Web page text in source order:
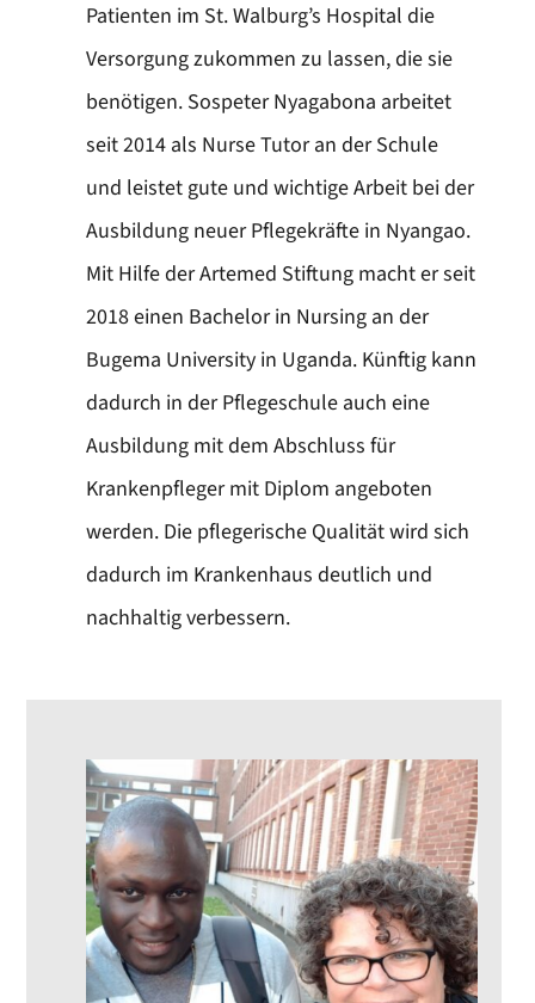
Patienten im St. Walburg’s Hospital die
Versorgung zukommen zu lassen, die sie
benötigen. Sospeter Nyagabona arbeitet
seit 2014 als Nurse Tutor an der Schule
und leistet gute und wichtige Arbeit bei der
Ausbildung neuer Pflegekräfte in Nyangao.
Mit Hilfe der Artemed Stiftung macht er seit
2018 einen Bachelor in Nursing an der
Bugema University in Uganda. Künftig kann
dadurch in der Pflegeschule auch eine
Ausbildung mit dem Abschluss für
Krankenpfleger mit Diplom angeboten
werden. Die pflegerische Qualität wird sich
dadurch im Krankenhaus deutlich und
nachhaltig verbessern.